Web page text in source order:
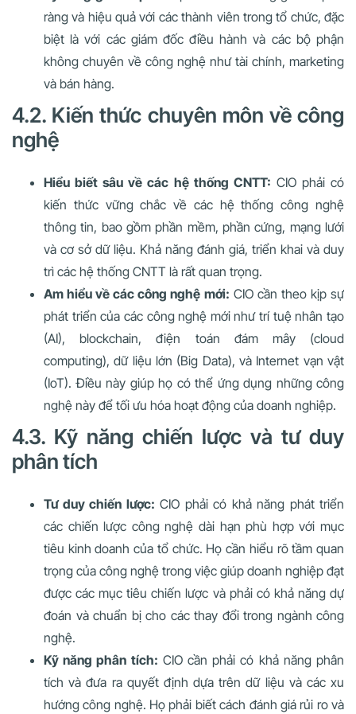
ràng và hiệu quả với các thành viên trong tổ chức, đặc
biệt là với các giám đốc điều hành và các bộ phận
không chuyên về công nghệ như tài chính, marketing
và bán hàng.
4.2. Kiến thức chuyên môn về công
nghệ
Hiểu biết sâu về các hệ thống CNTT: CIO phải có
kiến thức vững chắc về các hệ thống công nghệ
thông tin, bao gồm phần mềm, phần cứng, mạng lưới
và cơ sở dữ liệu. Khả năng đánh giá, triển khai và duy
trì các hệ thống CNTT là rất quan trọng.
Am hiểu về các công nghệ mới: CIO cần theo kịp sự
phát triển của các công nghệ mới như trí tuệ nhân tạo
(AI), blockchain, điện toán đám mây (cloud
computing), dữ liệu lớn (Big Data), và Internet vạn vật
(IoT). Điều này giúp họ có thể ứng dụng những công
nghệ này để tối ưu hóa hoạt động của doanh nghiệp.
4.3. Kỹ năng chiến lược và tư duy
phân tích
Tư duy chiến lược: CIO phải có khả năng phát triển
các chiến lược công nghệ dài hạn phù hợp với mục
tiêu kinh doanh của tổ chức. Họ cần hiểu rõ tầm quan
trọng của công nghệ trong việc giúp doanh nghiệp đạt
được các mục tiêu chiến lược và phải có khả năng dự
đoán và chuẩn bị cho các thay đổi trong ngành công
nghệ.
Kỹ năng phân tích: CIO cần phải có khả năng phân
tích và đưa ra quyết định dựa trên dữ liệu và các xu
hướng công nghệ. Họ phải biết cách đánh giá rủi ro và